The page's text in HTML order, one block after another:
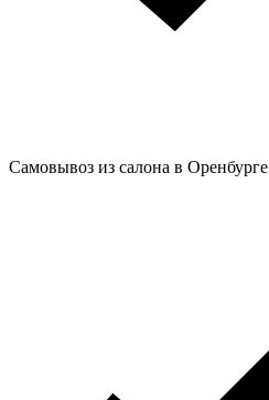
Самовывоз из салона в Оренбурге